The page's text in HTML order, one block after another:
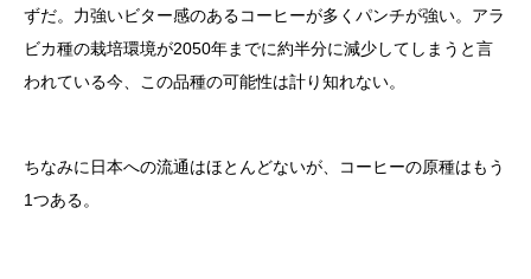
ずだ。力強いビター感のあるコーヒーが多くパンチが強い。アラ
ビカ種の栽培環境が2050年までに約半分に減少してしまうと言
われている今、この品種の可能性は計り知れない。
ちなみに日本への流通はほとんどないが、コーヒーの原種はもう
1つある。